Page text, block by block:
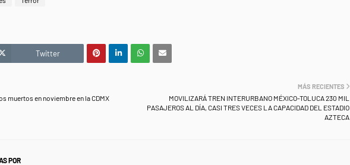
Twitter
MÁS RECIENTES
MOVILIZARÁ TREN INTERURBANO MÉXICO-TOLUCA 230 MIL
PASAJEROS AL DÍA, CASI TRES VECES LA CAPACIDAD DEL ESTADIO
AZTECA
muertos en noviembre en la CDMX
POR